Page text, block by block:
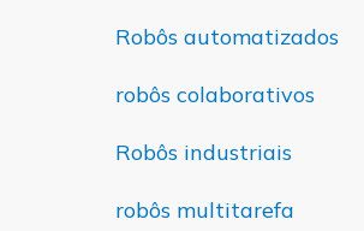
Robôs automatizados
robôs colaborativos
Robôs industriais
robôs multitarefa